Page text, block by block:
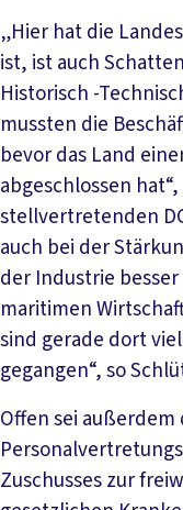
„Hier hat die
ist, ist auch
Historisch -
mussten die
bevor das Land
abgeschlossen
stellvertretenden
auch bei der
der Industrie
maritimen
sind gerade dort
gegangen“, so
Offen sei außerdem
Zuschusses zur